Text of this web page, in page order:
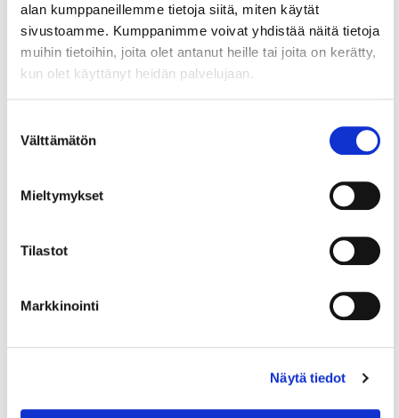
alan kumppaneillemme tietoja siitä, miten käytät
sivustoamme. Kumppanimme voivat yhdistää näitä tietoja
muihin tietoihin, joita olet antanut heille tai joita on kerätty,
kun olet käyttänyt heidän palvelujaan.
valinta
Välttämätön
Mieltymykset
Tilastot
Markkinointi
Näytä tiedot
2.3.2026 TYÖSUHDEASIAT
työehtosopimus – Milloin sitä on
Työehtosopimuksen yleissitovuudesta säädetään
järjestäytymättömän eli työnantajaliittoon
kuulumattoman työnantajan on...